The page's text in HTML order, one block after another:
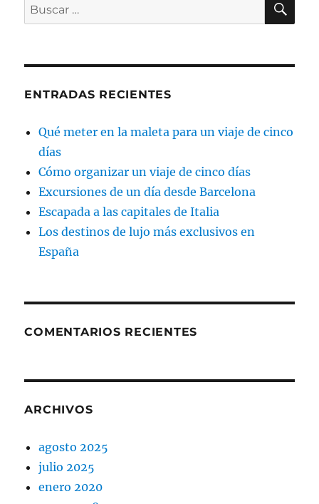
Buscar
por:
ENTRADAS RECIENTES
Qué meter en la maleta para un viaje de cinco
días
Cómo organizar un viaje de cinco días
Excursiones de un día desde Barcelona
Escapada a las capitales de Italia
Los destinos de lujo más exclusivos en
España
COMENTARIOS RECIENTES
ARCHIVOS
agosto 2025
julio 2025
enero 2020